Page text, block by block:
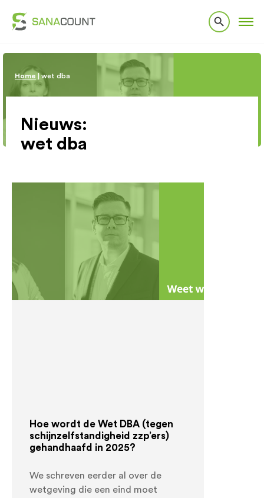
Home |wet dba
Nieuws:
wet dba
Hoe wordt de Wet DBA (tegen
schijnzelfstandigheid zzp’ers)
gehandhaafd in 2025?
We schreven eerder al over de
wetgeving die een eind moet